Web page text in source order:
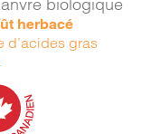
herbacé
d’acides gras